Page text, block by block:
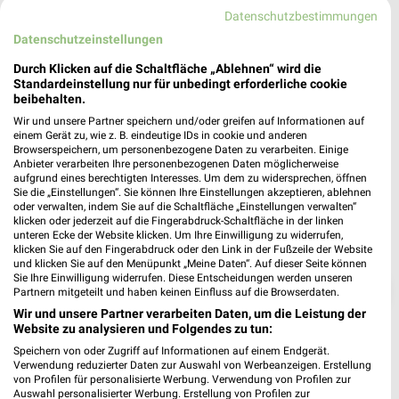
❯
Heute 08:00 - 21:00 Uhr |
472,41 km • Angebote: 6 Prospekte
Datenschutzbestimmungen
Datenschutzeinstellungen
Durch Klicken auf die Schaltfläche „Ablehnen“ wird die
Standardeinstellung nur für unbedingt erforderliche cookie
beibehalten.
Wir und unsere Partner speichern und/oder greifen auf Informationen auf
einem Gerät zu, wie z. B. eindeutige IDs in cookie und anderen
Browserspeichern, um personenbezogene Daten zu verarbeiten. Einige
Anbieter verarbeiten Ihre personenbezogenen Daten möglicherweise
aufgrund eines berechtigten Interesses. Um dem zu widersprechen, öffnen
Sie die „Einstellungen“. Sie können Ihre Einstellungen akzeptieren, ablehnen
oder verwalten, indem Sie auf die Schaltfläche „Einstellungen verwalten“
klicken oder jederzeit auf die Fingerabdruck-Schaltfläche in der linken
unteren Ecke der Website klicken. Um Ihre Einwilligung zu widerrufen,
klicken Sie auf den Fingerabdruck oder den Link in der Fußzeile der Website
und klicken Sie auf den Menüpunkt „Meine Daten“. Auf dieser Seite können
Sie Ihre Einwilligung widerrufen. Diese Entscheidungen werden unseren
Partnern mitgeteilt und haben keinen Einfluss auf die Browserdaten.
Wir und unsere Partner verarbeiten Daten, um die Leistung der
Website zu analysieren und Folgendes zu tun:
Speichern von oder Zugriff auf Informationen auf einem Endgerät.
Verwendung reduzierter Daten zur Auswahl von Werbeanzeigen. Erstellung
von Profilen für personalisierte Werbung. Verwendung von Profilen zur
Auswahl personalisierter Werbung. Erstellung von Profilen zur